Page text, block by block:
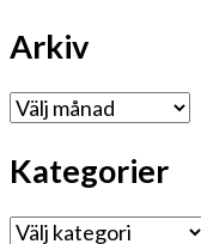
Arkiv
Arkiv
Kategorier
Kategorier